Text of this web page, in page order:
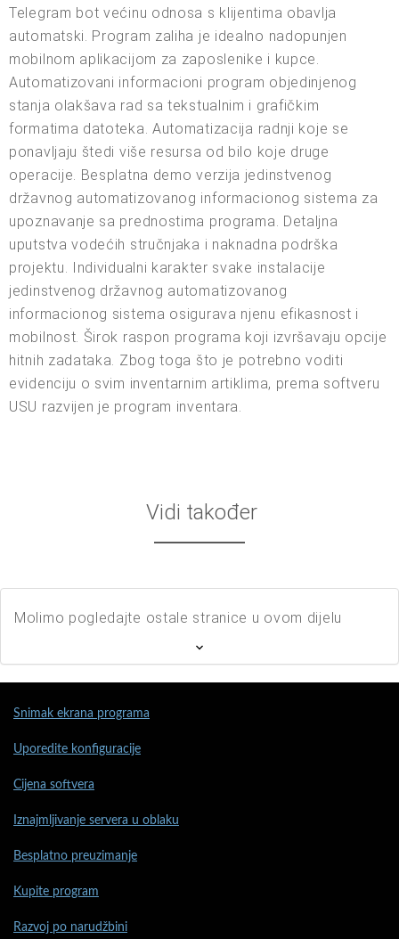
Telegram bot većinu odnosa s klijentima obavlja
automatski. Program zaliha je idealno nadopunjen
mobilnom aplikacijom za zaposlenike i kupce.
Automatizovani informacioni program objedinjenog
stanja olakšava rad sa tekstualnim i grafičkim
formatima datoteka. Automatizacija radnji koje se
ponavljaju štedi više resursa od bilo koje druge
operacije. Besplatna demo verzija jedinstvenog
državnog automatizovanog informacionog sistema za
upoznavanje sa prednostima programa. Detaljna
uputstva vodećih stručnjaka i naknadna podrška
projektu. Individualni karakter svake instalacije
jedinstvenog državnog automatizovanog
informacionog sistema osigurava njenu efikasnost i
mobilnost. Širok raspon programa koji izvršavaju opcije
hitnih zadataka. Zbog toga što je potrebno voditi
evidenciju o svim inventarnim artiklima, prema softveru
USU razvijen je program inventara.
Vidi također
Molimo pogledajte ostale stranice u ovom dijelu
Snimak ekrana programa
Uporedite konfiguracije
Cijena softvera
Iznajmljivanje servera u oblaku
Besplatno preuzimanje
Kupite program
Razvoj po narudžbini